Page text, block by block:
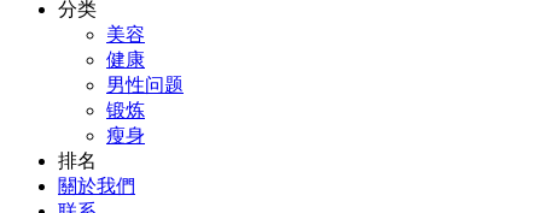
分类
美容
健康
男性问题
锻炼
瘦身
排名
關於我們